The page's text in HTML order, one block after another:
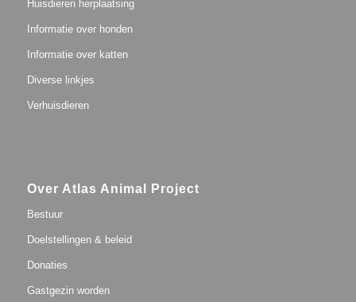
Huisdieren herplaatsing
Informatie over honden
Informatie over katten
Diverse linkjes
Verhuisdieren
Over Atlas Animal Project
Bestuur
Doelstellingen & beleid
Donaties
Gastgezin worden